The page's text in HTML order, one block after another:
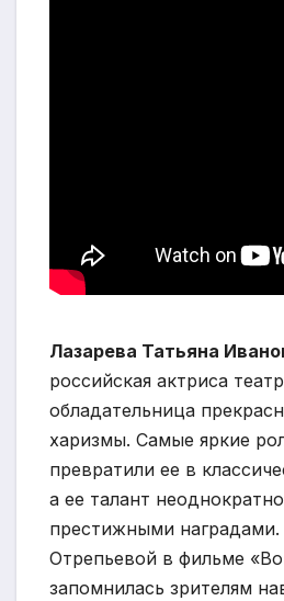
Лазарева Татьяна
российская актриса
обладательница
харизмы. Самые яркие
превратили ее в
а ее талант
престижными
Отрепьевой в фильме
запомнилась зрителям